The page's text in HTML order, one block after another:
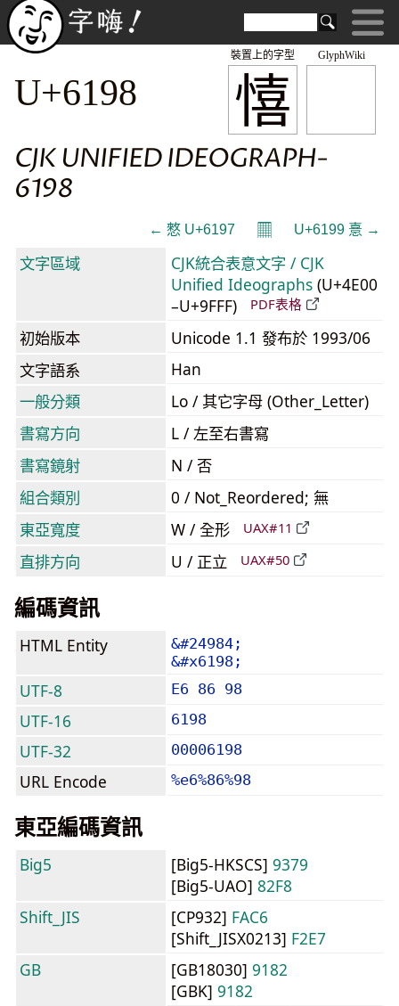
GlyphWiki
憘
裝置上的字型
U+6198
CJK UNIFIED IDEOGRAPH-
6198
← 憗 U+6197 𝄜 U+6199 憙 →
文字區域
CJK統合表意文字 / CJK
Unified Ideographs (U+4E00
–U+9FFF)
PDF表格
初始版本
Unicode 1.1 發布於 1993/06
文字語系
Han
一般分類
Lo / 其它字母 (Other_Letter)
書寫方向
L / 左至右書寫
書寫鏡射
N / 否
組合類別
0 / Not_Reordered; 無
東亞寬度
W / 全形 UAX#11
直排方向 U / 正立 UAX#50
編碼資訊
HTML Entity
&#24984;
&#x6198;
UTF-8 E6 86 98
UTF-16 6198
UTF-32 00006198
URL Encode %e6%86%98
東亞編碼資訊
Big5 [Big5-HKSCS] 9379
[Big5-UAO] 82F8
Shift_JIS
[CP932] FAC6
[Shift_JISX0213] F2E7
GB
[GB18030] 9182
[GBK] 9182